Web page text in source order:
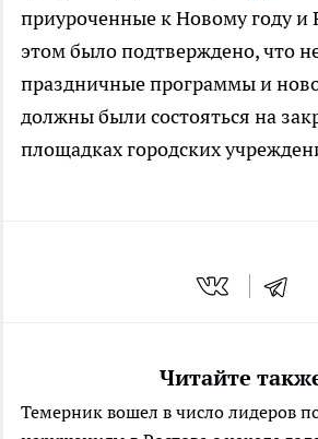
приуроченные к Новому году и
этом было подтверждено, что
праздничные программы и
должны были состояться на
площадках городских
Читайте
Темерник вошел в число лидеров